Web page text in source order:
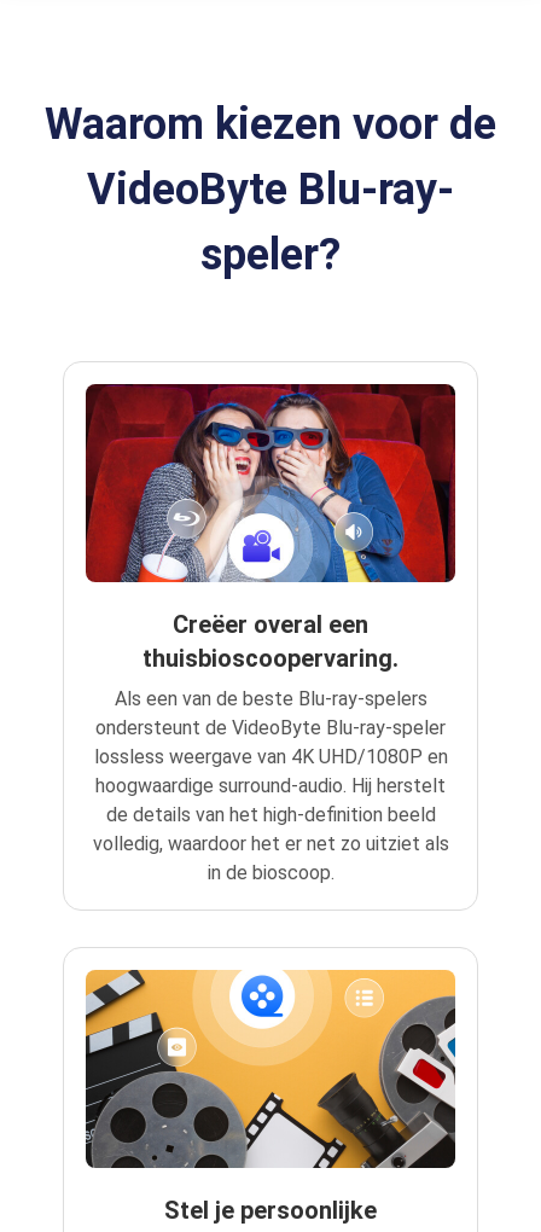
Waarom kiezen voor de
VideoByte Blu-ray-
speler?
Creëer overal een
thuisbioscoopervaring.
Als een van de beste Blu-ray-spelers
ondersteunt de VideoByte Blu-ray-speler
lossless weergave van 4K UHD/1080P en
hoogwaardige surround-audio. Hij herstelt
de details van het high-definition beeld
volledig, waardoor het er net zo uitziet als
in de bioscoop.
Stel je persoonlijke